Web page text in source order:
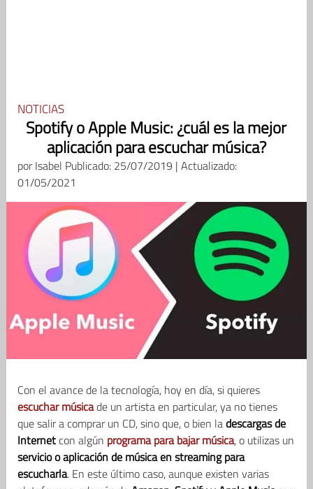
NOTICIAS
Spotify o Apple Music: ¿cuál es la mejor
aplicación para escuchar música?
porIsabel Publicado: 25/07/2019 | Actualizado:
01/05/2021
Con el avance de la tecnología, hoy en día, si quieres
escuchar músicade un artista en particular, ya no tienes
que salir a comprar un CD, sino que, o bien ladescargas de
Internetcon algún programa para bajar música, o utilizas un
servicio o aplicación de música en streaming para
escucharla. En este último caso, aunque existen varias